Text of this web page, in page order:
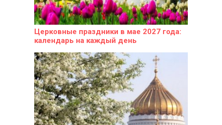
Церковные праздники в мае 2027 года:
календарь на каждый день